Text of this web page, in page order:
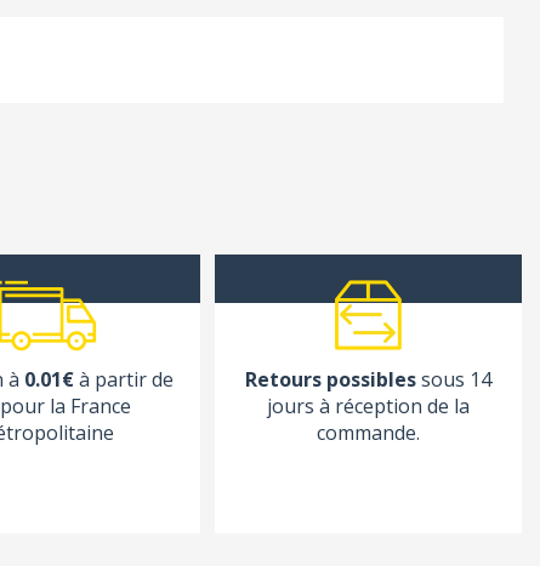
à 0.01€à partir de
pour la France
Retours possiblessous 14
jours à réception de la
commande.